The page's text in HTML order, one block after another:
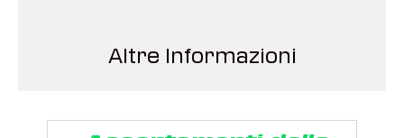
Altre Informazioni